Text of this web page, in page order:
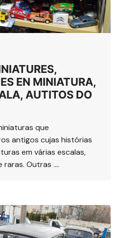
EN MINIATURA,
AUTITOS DO
que
antigos cujas histórias
em várias escalas,
raras. Outras ….